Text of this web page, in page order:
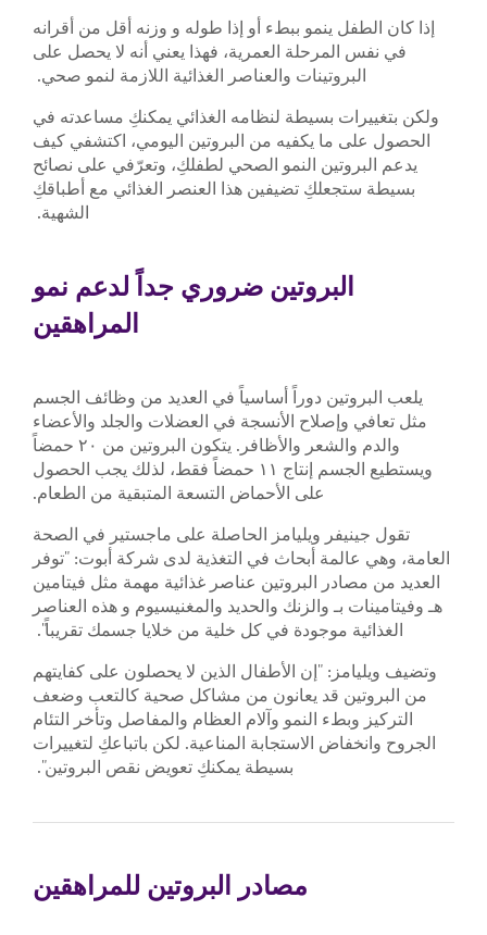
إذا كان الطفل ينمو ببطء أو إذا طوله و وزنه أقل من أقرانه
في نفس المرحلة العمرية، فهذا يعني أنه لا يحصل على
البروتينات والعناصر الغذائية اللازمة لنمو صحي.
ولكن بتغييرات بسيطة لنظامه الغذائي يمكنكِ مساعدته في
الحصول على ما يكفيه من البروتين اليومي، اكتشفي كيف
يدعم البروتين النمو الصحي لطفلكِ، وتعرّفي على نصائح
بسيطة ستجعلكِ تضيفين هذا العنصر الغذائي مع أطباقكِ
الشهية.
البروتين ضروري جداً لدعم نمو
المراهقين
يلعب البروتين دوراً أساسياً في العديد من وظائف الجسم
مثل تعافي وإصلاح الأنسجة في العضلات والجلد والأعضاء
والدم والشعر والأظافر. يتكون البروتين من ٢٠ حمضاً
ويستطيع الجسم إنتاج ١١ حمضاً فقط، لذلك يجب الحصول
على الأحماض التسعة المتبقية من الطعام.
تقول جينيفر ويليامز الحاصلة على ماجستير في الصحة
العامة، وهي عالمة أبحاث في التغذية لدى شركة أبوت: "توفر
العديد من مصادر البروتين عناصر غذائية مهمة مثل فيتامين
هـ وفيتامينات بـ والزنك والحديد والمغنيسيوم و هذه العناصر
الغذائية موجودة في كل خلية من خلايا جسمك تقريباً".
وتضيف ويليامز: "إن الأطفال الذين لا يحصلون على كفايتهم
من البروتين قد يعانون من مشاكل صحية كالتعب وضعف
التركيز وبطء النمو وآلام العظام والمفاصل وتأخر التئام
الجروح وانخفاض الاستجابة المناعية. لكن باتباعكِ لتغييرات
بسيطة يمكنكِ تعويض نقص البروتين".
مصادر البروتين للمراهقين